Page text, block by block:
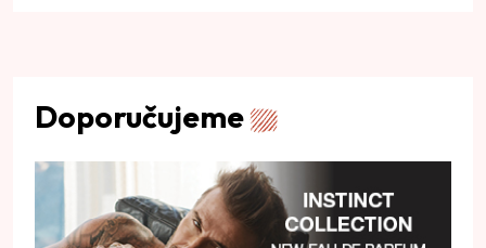
Doporučujeme